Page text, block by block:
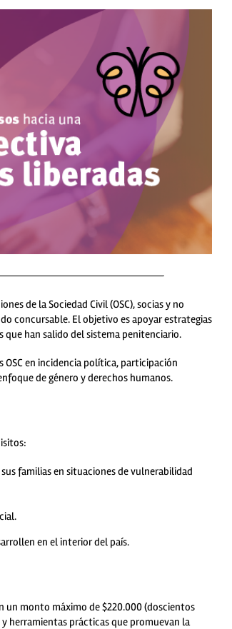
de la Sociedad Civil (OSC), socias y no
concursable. El objetivo es apoyar estrategias
han salido del sistema penitenciario.
en incidencia política, participación
de género y derechos humanos.
familias en situaciones de vulnerabilidad
en el interior del país.
un monto máximo de $220.000 (doscientos
herramientas prácticas que promuevan la